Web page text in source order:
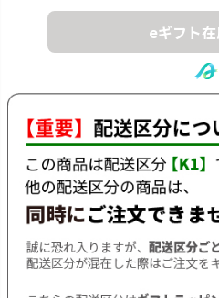
eギフト